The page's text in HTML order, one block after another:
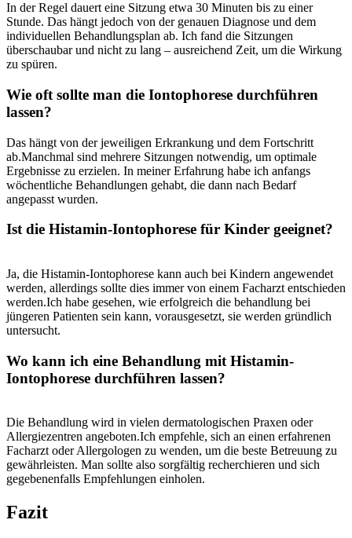
In der Regel dauert eine⁣ Sitzung etwa⁣ 30 Minuten bis zu einer
Stunde.⁤ Das hängt jedoch von der genauen Diagnose⁣ und dem
individuellen Behandlungsplan ab. Ich fand​ die ‍Sitzungen ​
überschaubar und nicht zu lang – ausreichend Zeit, um die Wirkung
zu‍ spüren.
Wie oft ​sollte man die⁣ Iontophorese durchführen
lassen?
Das hängt‌ von der jeweiligen Erkrankung und‍ dem ‌Fortschritt
ab.Manchmal sind mehrere Sitzungen notwendig, um optimale
Ergebnisse⁤ zu erzielen. In meiner Erfahrung habe ich anfangs
wöchentliche Behandlungen​ gehabt, die dann nach Bedarf
angepasst wurden.
Ist die Histamin-Iontophorese für⁤ Kinder geeignet?
Ja, die ‍Histamin-Iontophorese kann⁢ auch bei Kindern angewendet
werden, allerdings sollte dies immer von einem Facharzt​ entschieden
werden.Ich habe gesehen,‌ wie erfolgreich ​die behandlung​ bei
jüngeren Patienten sein‌ kann, vorausgesetzt, ‍sie werden gründlich⁢
untersucht.
Wo kann ⁤ich eine Behandlung mit Histamin-
Iontophorese durchführen lassen?
Die Behandlung wird in vielen dermatologischen Praxen oder‍
Allergiezentren angeboten.Ich empfehle, sich‍ an einen erfahrenen
Facharzt ⁣oder Allergologen ‍zu wenden, um ⁣die⁢ beste ⁤Betreuung ⁤zu
gewährleisten.​ Man sollte also sorgfältig recherchieren​ und ‌sich
gegebenenfalls Empfehlungen einholen.
Fazit